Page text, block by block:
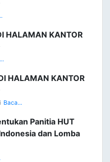
HALAMAN KANTOR
HALAMAN KANTOR
Baca...
Panitia HUT
dan Lomba